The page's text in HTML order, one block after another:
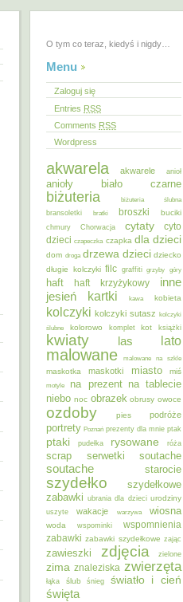
O tym co teraz, kiedyś i nigdy…
Menu
Zaloguj się
Entries RSS
Comments RSS
Wordpress
akwarela akwarele anioł
anioły biało czarne
biżuteria
biżuteria ślubna
bransoletki
bratki broszki buciki
chmury Chorwacja cytaty
cyto
dzieci czapeczka czapka dla dzieci
dom droga drzewa dzieci dziecko
długie kolczyki filc graffiti grzyby góry
haft haft krzyżykowy inne
jesień kartki kawa kobieta
kolczyki kolczyki sutasz kolczyki
ślubne
kolorowo komplet kot książki
kwiaty las lato
malowane malowane na szkle
maskotka maskotki miasto miś
motyle na prezent na tablecie
niebo noc obrazek obrusy owoce
ozdoby pies podróże
portrety Poznań prezenty dla mnie ptak
ptaki pudełka rysowane róża
scrap serwetki soutache
soutache starocie
szydełko
szydełkowe
zabawki ubrania dla dzieci urodziny
uszyte wakacje warzywa wiosna
woda wspominki
wspomnienia
zabawki zabawki szydełkowe zając
zawieszki zdjęcia zielone
zima znaleziska zwierzęta
łąka ślub śnieg światło i cień
święta